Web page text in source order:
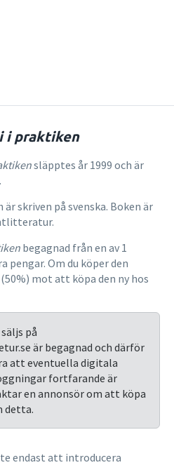
i praktiken
släpptes år 1999 och är
är skriven på svenska. Boken är
begagnad från en av 1
pengar. Om du köper den
mot att köpa den ny hos
på
är begagnad och därför
att eventuella digitala
fortfarande är
en annonsör om att köpa
detta.
endast att introducera